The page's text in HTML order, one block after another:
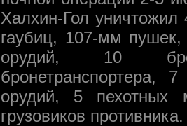
Халхин-Гол
гаубиц, 107-мм
орудий, 10
бронетранспортера, 7
орудий, 5 пехотных
грузовиков противника.